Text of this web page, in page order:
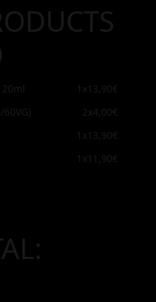
1x 13,90€
2x4,00€
1x 13,90€
1x 11,90€